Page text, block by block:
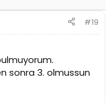
#19
sonra 3. olmussun